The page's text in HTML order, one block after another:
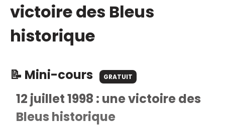
victoire des Bleus
historique
📝 Mini-cours GRATUIT
12 juillet 1998 : une victoire des
Bleus historique